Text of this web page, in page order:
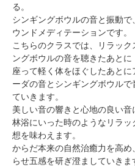
る。
シンギングボウルの音と振動
ウンドメディテーションです。
こちらのクラスでは、リラッ
ングボウルの音を聴きたあとに
座って軽く体をほぐしたあとに
ーダの音とシンギングボウルで
ていきます。
美しい音の響きと心地の良い音
林浴にいった時のようなリラッ
想を味わえます。
からだ本来の自然治癒力を高め
らせ五感を研ぎ澄ましていきま